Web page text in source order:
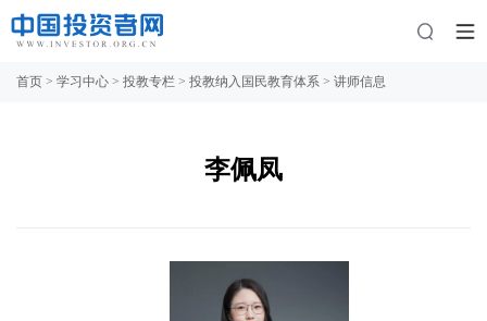
首页 > 学习中心 > 投教专栏 > 投教纳入国民教育体系 > 讲师信息
李佩凤